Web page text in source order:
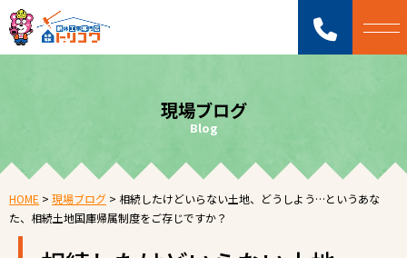
現場ブログ
Blog
HOME > 現場ブログ > 相続したけどいらない土地、どうしよう…というあな
た、相続土地国庫帰属制度をご存じですか？